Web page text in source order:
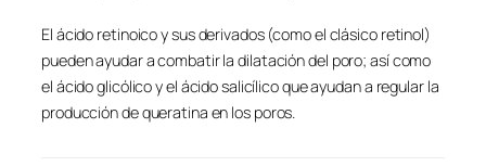
El ácido retinoico y sus derivados (como el clásico retinol)
pueden ayudar a combatir la dilatación del poro; así como
el ácido glicólico y el ácido salicílico que ayudan a regular la
producción de queratina en los poros.